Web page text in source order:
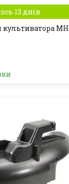
13 днів
культиватора МН